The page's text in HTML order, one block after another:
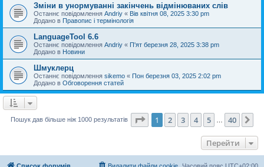
Зміни в унормуванні закінчень відмінюваних слів
Останнє повідомлення Andriy « Вів квітня 08, 2025 3:30 pm
Додано в Правопис і термінологія
LanguageTool 6.6
Останнє повідомлення Andriy « П'ят березня 28, 2025 3:38 pm
Додано в Новини
Шмуклерц
Останнє повідомлення sikemo « Пон березня 03, 2025 2:02 pm
Додано в Обговорення статей
Пошук дав більше ніж 1000 результатів Сторінка 1 40
1 2 3 4 5 40
Перейти
Список форумів Часовий пояс UTC+02:00
Видалити файли cookie